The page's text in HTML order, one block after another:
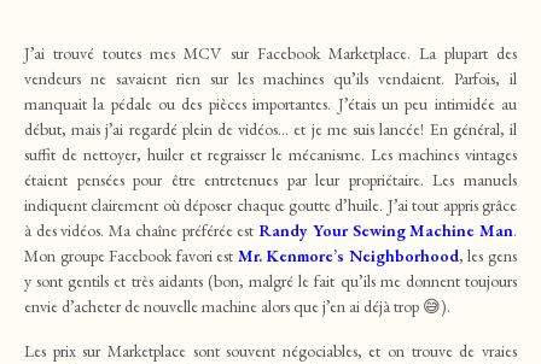
J’ai trouvé toutes mes MCV sur Facebook Marketplace. La plupart des
vendeurs ne savaient rien sur les machines qu’ils vendaient. Parfois, il
manquait la pédale ou des pièces importantes. J’étais un peu intimidée au
début, mais j’ai regardé plein de vidéos… et je me suis lancée! En général, il
suffit de nettoyer, huiler et regraisser le mécanisme. Les machines vintages
étaient pensées pour être entretenues par leur propriétaire. Les manuels
indiquent clairement où déposer chaque goutte d’huile. J’ai tout appris grâce
à des vidéos. Ma chaîne préférée estRandy Your Sewing Machine Man.
Mon groupe Facebook favori est Mr. Kenmore’s Neighborhood, les gens
y sont gentils et très aidants (bon, malgré le fait qu’ils me donnent toujours
envie d’acheter de nouvelle machine alors que j’en ai déjà trop 😅).
Les prix sur Marketplace sont souvent négociables, et on trouve de vraies